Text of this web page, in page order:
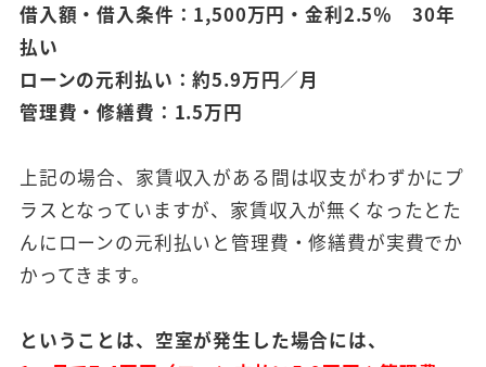
借入額・借入条件：1,500万円・金利2.5％ 30年
払い
ローンの元利払い：約5.9万円／月
管理費・修繕費：1.5万円
上記の場合、家賃収入がある間は収支がわずかにプ
ラスとなっていますが、家賃収入が無くなったとた
んにローンの元利払いと管理費・修繕費が実費でか
かってきます。
ということは、空室が発生した場合には、